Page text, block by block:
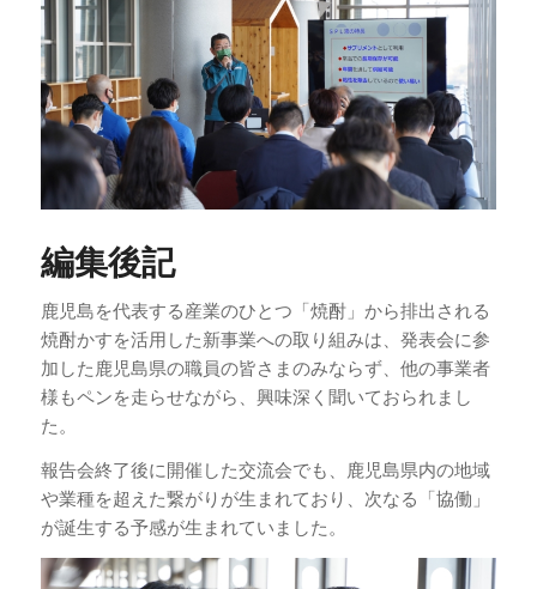
編集後記
鹿児島を代表する産業のひとつ「焼酎」から排出される
焼酎かすを活用した新事業への取り組みは、発表会に参
加した鹿児島県の職員の皆さまのみならず、他の事業者
様もペンを走らせながら、興味深く聞いておられまし
た。
報告会終了後に開催した交流会でも、鹿児島県内の地域
や業種を超えた繋がりが生まれており、次なる「協働」
が誕生する予感が生まれていました。